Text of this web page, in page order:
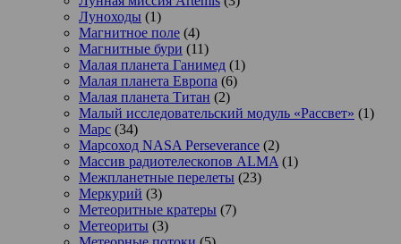
Луноходы (1)
Магнитное поле (4)
Магнитные бури (11)
Малая планета Ганимед (1)
Малая планета Европа (6)
Малая планета Титан (2)
Малый исследовательский модуль «Рассвет» (1)
Марс (34)
Марсоход NASA Perseverance (2)
Массив радиотелескопов ALMA (1)
Межпланетные перелеты (23)
Меркурий (3)
Метеоритные кратеры (7)
Метеориты (3)